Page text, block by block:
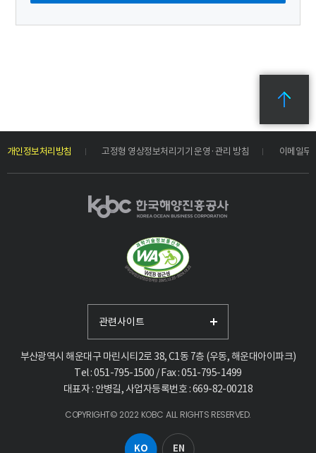
개인정보처리방침 고정형 영상정보처리기기 운영·관리 방침 이메일무
KO EN
부산광역시 해운대구 마린시티2로 38, C1동 7층 (우동, 해운대아이파크)
Tel : 051-795-1500 / Fax : 051-795-1499
대표자 : 안병길, 사업자등록번호 : 669-82-00218
COPYRIGHT© 2022 KOBC ALL RIGHTS RESERVED.
관련사이트